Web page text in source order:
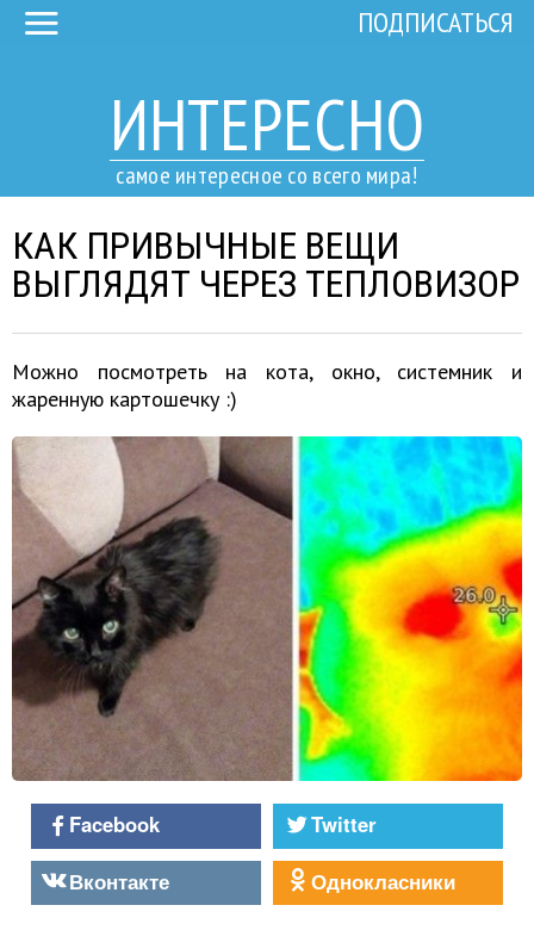
ИНТЕРЕСНО
самое интересное со всего мира!
ПОДПИСАТЬСЯ
КАК ПРИВЫЧНЫЕ ВЕЩИ
ВЫГЛЯДЯТ ЧЕРЕЗ ТЕПЛОВИЗОР
Можно посмотреть на кота, окно, системник и
жаренную картошечку :)
Facebook
Twitter
Вконтакте
Однокласники